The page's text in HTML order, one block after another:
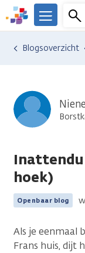
Overslaan
en
naar
We
er
Kanker.nl
Menu
Ervaringen van
Blogsoverzicht
Niene
hoek)
Openbaar blog
Als je eenmaal
Frans huis, dijt